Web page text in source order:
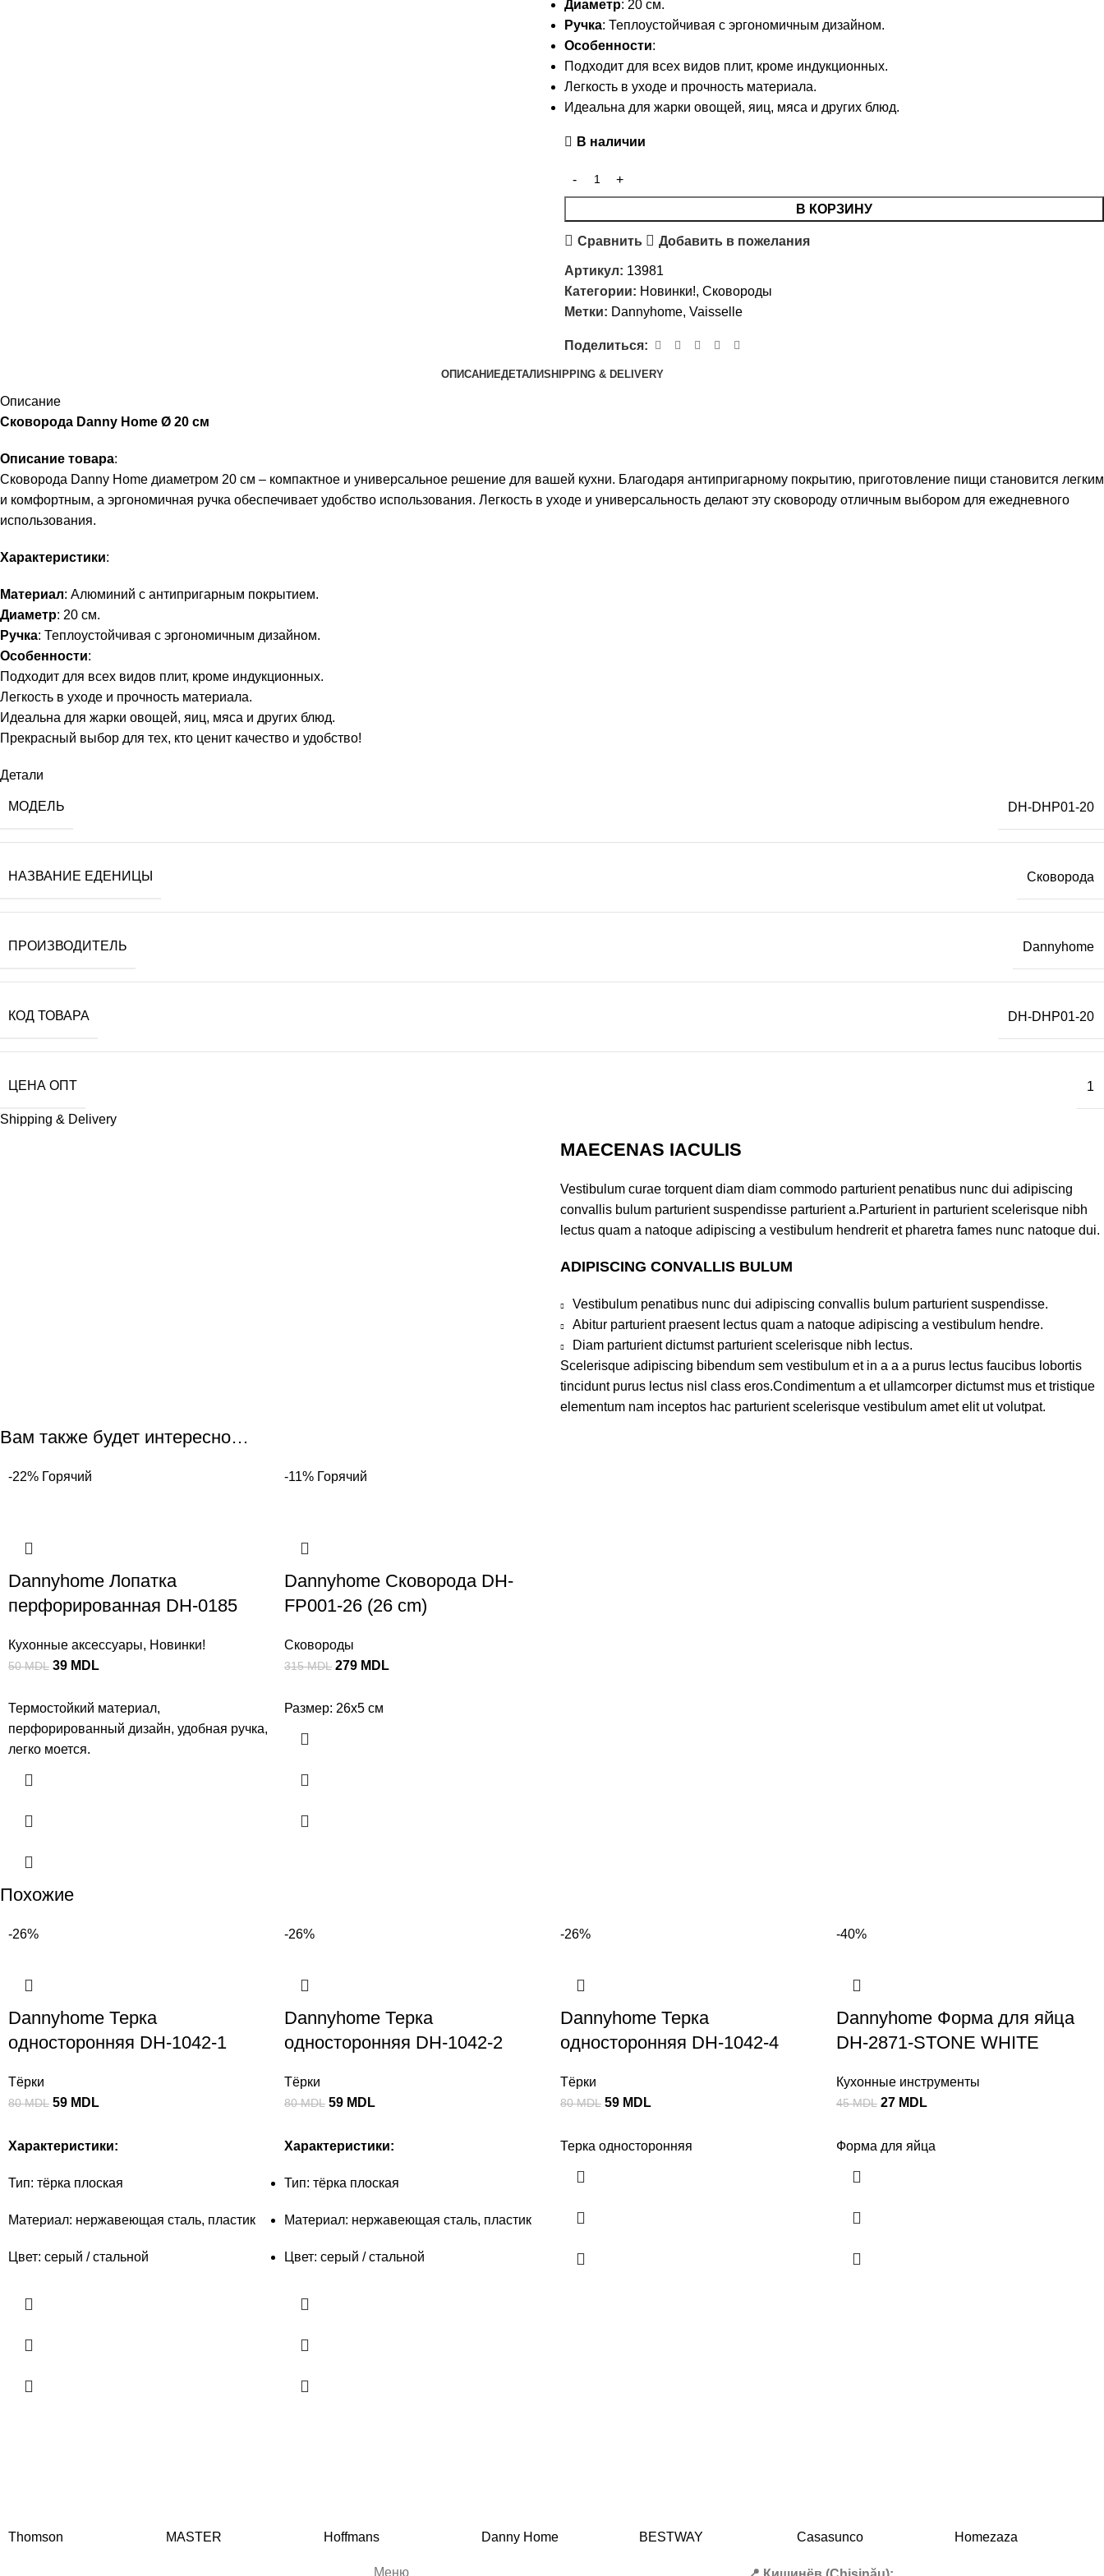
Диаметр: 20 см.
Ручка: Теплоустойчивая с эргономичным дизайном.
Особенности:
Подходит для всех видов плит, кроме индукционных.
Легкость в уходе и прочность материала.
Идеальна для жарки овощей, яиц, мяса и других блюд.
В наличии
В КОРЗИНУ
Сравнить Добавить в пожелания
Артикул: 13981
Категории: Новинки!, Сковороды
Метки: Dannyhome, Vaisselle
Поделиться:
ОПИСАНИЕДЕТАЛИSHIPPING & DELIVERY
Описание
Сковорода Danny Home Ø 20 см
Описание товара:
Сковорода Danny Home диаметром 20 см – компактное и универсальное решение для вашей кухни. Благодаря антипригарному покрытию, приготовление пищи становится легким
и комфортным, а эргономичная ручка обеспечивает удобство использования. Легкость в уходе и универсальность делают эту сковороду отличным выбором для ежедневного
использования.
Характеристики:
Материал: Алюминий с антипригарным покрытием.
Диаметр: 20 см.
Ручка: Теплоустойчивая с эргономичным дизайном.
Особенности:
Подходит для всех видов плит, кроме индукционных.
Легкость в уходе и прочность материала.
Идеальна для жарки овощей, яиц, мяса и других блюд.
Прекрасный выбор для тех, кто ценит качество и удобство!
Детали
МОДЕЛЬ DH-DHP01-20
НАЗВАНИЕ ЕДЕНИЦЫ Сковорода
ПРОИЗВОДИТЕЛЬ Dannyhome
КОД ТОВАРА DH-DHP01-20
ЦЕНА ОПТ 1
Shipping & Delivery
MAECENAS IACULIS
Vestibulum curae torquent diam diam commodo parturient penatibus nunc dui adipiscing
convallis bulum parturient suspendisse parturient a.Parturient in parturient scelerisque nibh
lectus quam a natoque adipiscing a vestibulum hendrerit et pharetra fames nunc natoque dui.
ADIPISCING CONVALLIS BULUM
Vestibulum penatibus nunc dui adipiscing convallis bulum parturient suspendisse.
Abitur parturient praesent lectus quam a natoque adipiscing a vestibulum hendre.
Diam parturient dictumst parturient scelerisque nibh lectus.
Scelerisque adipiscing bibendum sem vestibulum et in a a a purus lectus faucibus lobortis
tincidunt purus lectus nisl class eros.Condimentum a et ullamcorper dictumst mus et tristique
elementum nam inceptos hac parturient scelerisque vestibulum amet elit ut volutpat.
Вам также будет интересно…
-22% Горячий
Dannyhome Лопатка
перфорированная DH-0185
Кухонные аксессуары, Новинки!
50MDL 39 MDL
Термостойкий материал,
перфорированный дизайн, удобная ручка,
легко моется.
-11% Горячий
Dannyhome Сковорода DH-
FP001-26 (26 cm)
Сковороды
315MDL 279 MDL
Размер: 26x5 см
Похожие
-26%
Dannyhome Терка
односторонняя DH-1042-1
Тёрки
80MDL 59 MDL
Характеристики:
Тип: тёрка плоская
Материал: нержавеющая сталь, пластик
Цвет: серый / стальной
-26%
Dannyhome Терка
односторонняя DH-1042-2
Тёрки
80MDL 59 MDL
Характеристики:
Тип: тёрка плоская
Материал: нержавеющая сталь, пластик
Цвет: серый / стальной
-26%
Dannyhome Терка
односторонняя DH-1042-4
Тёрки
80MDL 59 MDL
Терка односторонняя
-40%
Dannyhome Форма для яйца
DH-2871-STONE WHITE
Кухонные инструменты
45MDL 27 MDL
Форма для яйца
Thomson MASTER Hoffmans Danny Home BESTWAY Casasunco Homezaza
Меню